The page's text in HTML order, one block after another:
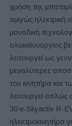
χρήση της
αμιγώς ηλεκτρική
μοναδική
ολοκαίνουργιος
λειτουργεί ως
μεγαλύτερες
του κινητήρα και
λειτουργεί απλώς
30 e-Skyactiv R-
ηλεκτροκινητήρα